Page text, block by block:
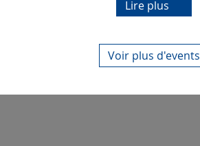
Lire plus
Voir plus d'events